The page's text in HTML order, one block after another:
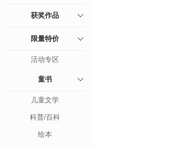
获奖作品
限量特价
活动专区
童书
儿童文学
科普/百科
绘本